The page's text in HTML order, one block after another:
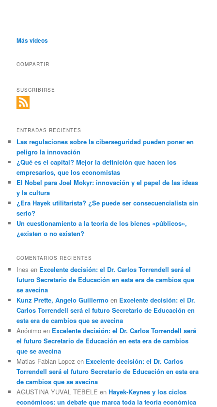
Más videos
COMPARTIR
SUSCRIBIRSE
ENTRADAS RECIENTES
Las regulaciones sobre la ciberseguridad pueden poner en
peligro la innovación
¿Qué es el capital? Mejor la definición que hacen los
empresarios, que los economistas
El Nobel para Joel Mokyr: innovación y el papel de las ideas
y la cultura
¿Era Hayek utilitarista? ¿Se puede ser consecuencialista sin
serlo?
Un cuestionamiento a la teoría de los bienes «públicos»,
¿existen o no existen?
COMENTARIOS RECIENTES
Ines en Excelente decisión: el Dr. Carlos Torrendell será el
futuro Secretario de Educación en esta era de cambios que
se avecina
Kunz Prette, Angelo Guillermo en Excelente decisión: el Dr.
Carlos Torrendell será el futuro Secretario de Educación en
esta era de cambios que se avecina
Anónimo en Excelente decisión: el Dr. Carlos Torrendell será
el futuro Secretario de Educación en esta era de cambios
que se avecina
Matias Fabian Lopez en Excelente decisión: el Dr. Carlos
Torrendell será el futuro Secretario de Educación en esta era
de cambios que se avecina
AGUSTINA YUVAL TEBELE enHayek-Keynes y los ciclos
económicos: un debate que marca toda la teoría económica